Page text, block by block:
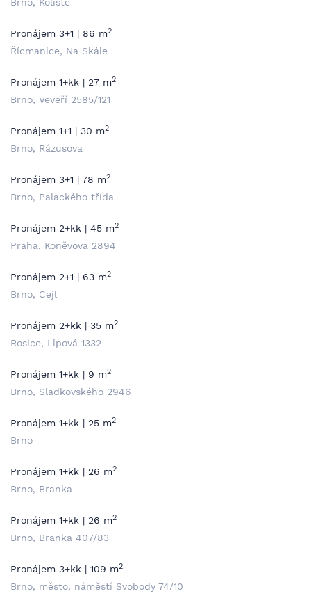
Pronájem 3+1 | 86 m2
Řícmanice, Na Skále
Pronájem 1+kk | 27 m2
Brno, Veveří 2585/121
Pronájem 1+1 | 30 m2
Brno, Rázusova
Pronájem 3+1 | 78 m2
Brno, Palackého třída
Pronájem 2+kk | 45 m2
Praha, Koněvova 2894
Pronájem 2+1 | 63 m2
Brno, Cejl
Pronájem 2+kk | 35 m2
Rosice, Lipová 1332
Pronájem 1+kk | 9 m2
Brno, Sladkovského 2946
Pronájem 1+kk | 25 m2
Brno
Pronájem 1+kk | 26 m2
Brno, Branka
Pronájem 1+kk | 26 m2
Brno, Branka 407/83
Pronájem 3+kk | 109 m2
Brno, město, náměstí Svobody 74/10